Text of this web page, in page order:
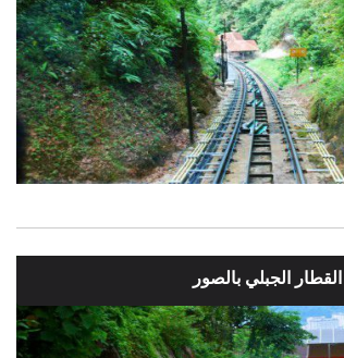
القطار الجبلي بالصور